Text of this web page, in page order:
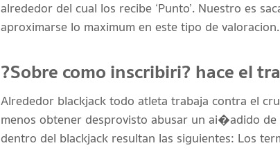
alrededor del cual los recibe ‘Punto’. Nuestro es
aproximarse lo maximum en este tipo de valoracion.
?Sobre como inscribiri? hace el
Alrededor blackjack todo atleta trabaja contra el
menos obtener desprovisto abusar un ai�adido
dentro del blackjack resultan las siguientes: Los